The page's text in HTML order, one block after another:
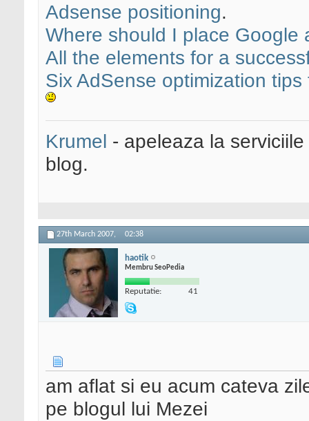
Adsense positioning.
Where should I place Google
All the elements for a
Six AdSense optimization tips
Krumel - apeleaza la
blog.
27th March 2007, 02:38
haotik
Membru SeoPedia
Reputatie: 41
am aflat si eu acum cateva
pe blogul lui Mezei